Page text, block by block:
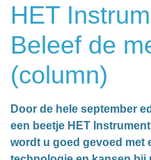
HET
Beleef de
(column)
Door de hele september
een beetje HET
wordt u goed gevoed met